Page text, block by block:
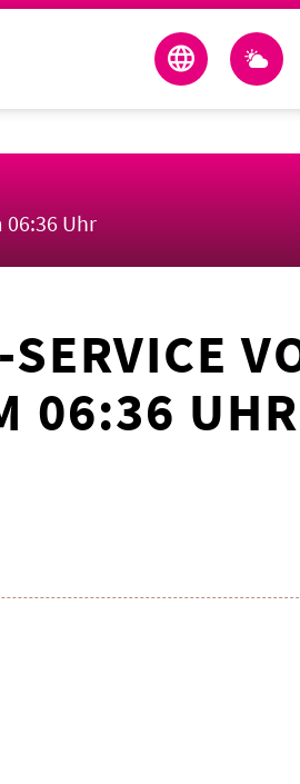
06:36 Uhr
06:36 UHR